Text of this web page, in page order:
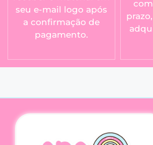
seu e-mail logo após
a confirmação de
pagamento.